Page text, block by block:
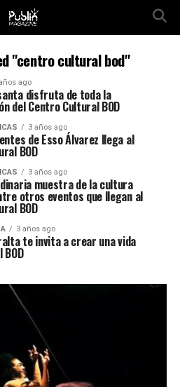
"centro cultural bod"
ago
disfruta de toda la
del Centro Cultural BOD
3 años ago
de Esso Álvarez llega al
BOD
3 años ago
muestra de la cultura
otros eventos que llegan al
BOD
3 años ago
te invita a crear una vida